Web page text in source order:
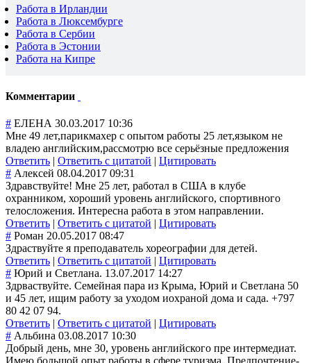
Работа в Ирландии
Работа в Люксембурге
Работа в Сербии
Работа в Эстонии
Работа на Кипре
Комментарии
# ЕЛЕНА 30.03.2017 10:36
Мне 49 лет,парикмахер с опытом работы 25 лет,языком не
владею английским,рассмотрю все серьёзные предложения
Ответить
Ответить с цитатой
Цитировать
# Алексей 08.04.2017 09:31
Здравствуйте! Мне 25 лет, работал в США в клубе
охранником, хороший уровень английского, спортивного
телосложения. Интересна работа в этом направлении.
Ответить
Ответить с цитатой
Цитировать
# Роман 20.05.2017 08:47
Здраствуйте я преподаватель хореографии для детей.
Ответить
Ответить с цитатой
Цитировать
# Юрий и Светлана. 13.07.2017 14:27
Здрваствуйте. Семейная пара из Крыма, Юрий и Светлана 50
и 45 лет, ищим работу за уходом иохраной дома и сада. +797
80 42 07 94.
Ответить
Ответить с цитатой
Цитировать
# Альбина 03.08.2017 10:30
Добрый день, мне 30, уровень английского пре интермедиат.